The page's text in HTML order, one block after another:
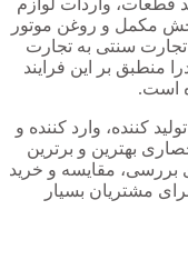
مکمل و روغن موتور
تجارت سنتی به تجارت
منطبق بر این فرایند
است.
کننده، وارد کننده و
۱۰ نمایندگی انحصاری بهترین و برترین
بررسی، مقایسه و خرید
مشتریان بسیار